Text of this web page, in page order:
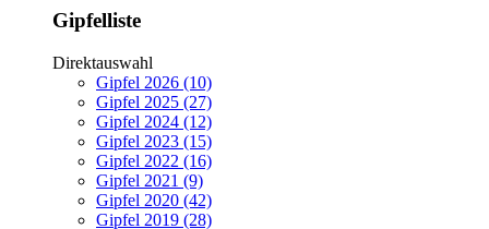
Gipfelliste
Direktauswahl
Gipfel 2026 (10)
Gipfel 2025 (27)
Gipfel 2024 (12)
Gipfel 2023 (15)
Gipfel 2022 (16)
Gipfel 2021 (9)
Gipfel 2020 (42)
Gipfel 2019 (28)